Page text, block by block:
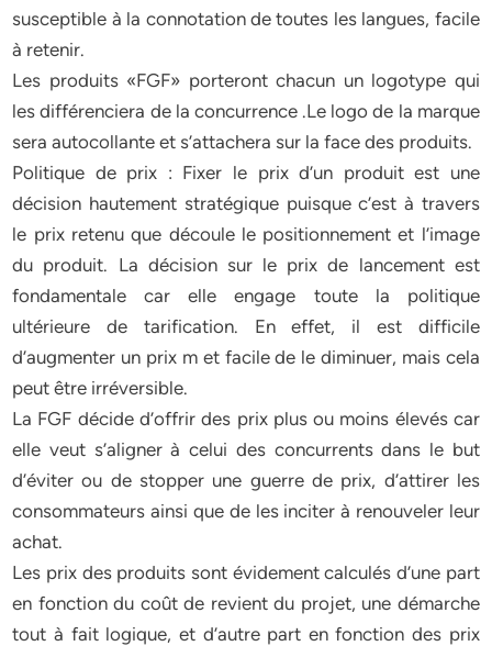
susceptible à la connotation de toutes les langues, facile
à retenir.
Les produits «FGF» porteront chacun un logotype qui
les différenciera de la concurrence .Le logo de la marque
sera autocollante et s’attachera sur la face des produits.
Politique de prix : Fixer le prix d’un produit est une
décision hautement stratégique puisque c’est à travers
le prix retenu que découle le positionnement et l’image
du produit. La décision sur le prix de lancement est
fondamentale car elle engage toute la politique
ultérieure de tarification. En effet, il est difficile
d’augmenter un prix m et facile de le diminuer, mais cela
peut être irréversible.
La FGF décide d’offrir des prix plus ou moins élevés car
elle veut s’aligner à celui des concurrents dans le but
d’éviter ou de stopper une guerre de prix, d’attirer les
consommateurs ainsi que de les inciter à renouveler leur
achat.
Les prix des produits sont évidement calculés d’une part
en fonction du coût de revient du projet, une démarche
tout à fait logique, et d’autre part en fonction des prix